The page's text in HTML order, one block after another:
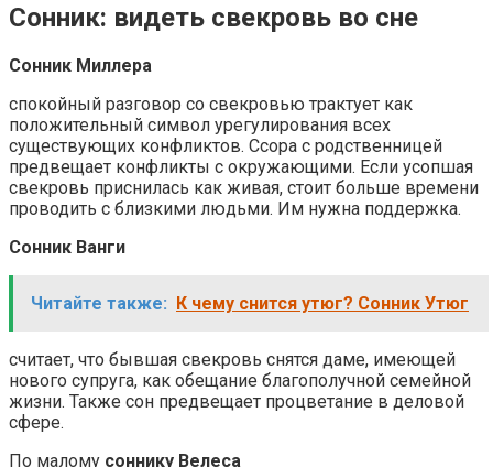
Сонник: видеть свекровь во сне
Сонник Миллера
спокойный разговор со свекровью трактует как
положительный символ урегулирования всех
существующих конфликтов. Ссора с родственницей
предвещает конфликты с окружающими. Если усопшая
свекровь приснилась как живая, стоит больше времени
проводить с близкими людьми. Им нужна поддержка.
Сонник Ванги
Читайте также: К чему снится утюг? Сонник Утюг
считает, что бывшая свекровь снятся даме, имеющей
нового супруга, как обещание благополучной семейной
жизни. Также сон предвещает процветание в деловой
сфере.
По малому соннику Велеса